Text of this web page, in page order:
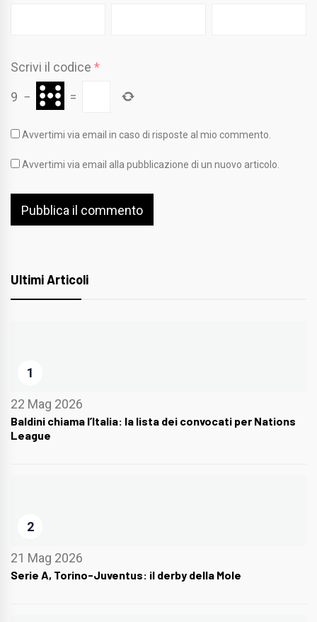
Scrivi il codice *
9 − =
Avvertimi via email in caso di risposte al mio commento.
Avvertimi via email alla pubblicazione di un nuovo articolo.
Ultimi Articoli
1
22 Mag 2026
Baldini chiama l’Italia: la lista dei convocati per Nations
League
2
21 Mag 2026
Serie A, Torino-Juventus: il derby della Mole